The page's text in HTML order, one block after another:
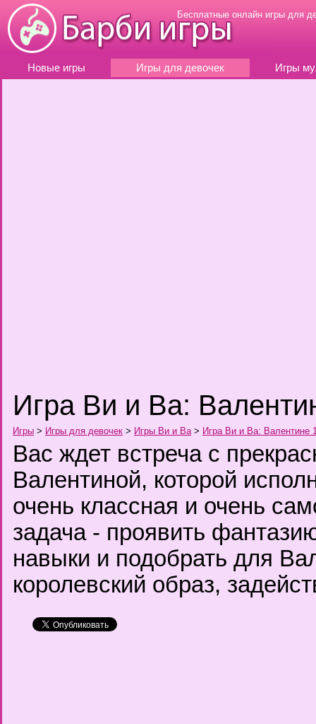
Бесплатные онлайн игры для
Новые игры Игры для девочек Игры
Игра Ви и Ва:
Игры > Игры для девочек > Игры Ви и Ва> Игра Ви и Ва: Валентине
Вас ждет встреча с
Валентиной, которой
очень классная и очень
задача - проявить
навыки и подобрать для
королевский образ,